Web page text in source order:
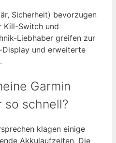
Sicherheit) bevorzugen
Kill-Switch und
Liebhaber greifen zur
Display und erweiterte
Garmin
so schnell?
klagen einige
Akkulaufzeiten. Die